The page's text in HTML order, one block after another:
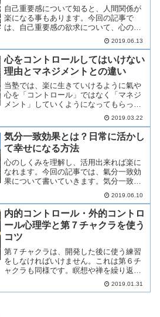
自己重要感について知ると、人間関係が
楽になる事もあります。今回の記事で
は、自己重要感の欲求について、心のシ
ステムの１つとしてご説明します。自己
重要感とは？自己重要感とは？自分は重
要だと思われている、自分は大切な存在
だと認められているという感...
2019.06.13
心をコントロールしてはいけない
理由とマネジメントとの違い
当塾では、楽に生きていけるように氣や
心を「コントロール」ではなく「マネジ
メント」していくようになってもらって
います。何故氣や心をコントロールしよ
うとしてはいけないのか、その弊害やマ
ネジメントの方法について書いていきま
す。現代社会を生きて行く...
2019.03.22
気分一致効果とは？日常に活かし
て幸せになる方法
心のしくみを理解し、活用出来れば楽に
なれます。今回の記事では、氣分一致効
果について書いていきます。気分一致効
果とは？氣分によって物事の味方や評
価、受け取り方が変わる心理現象の事で
す。同じ場面に遭遇したとしても、嬉し
い時、悲しい時、イライラし...
2019.06.10
内的コントロール・外的コントロ
ール心理学と第７チャクラを使う
コツ
第７チャクラは、開発した後に使う練習
をしなければいけません。これは第６チ
ャクラも同様です。瞑想や禅を繰り返す
事で使えるようになってきます。そして
もっと大切なのは、人間的に成長出来て
2019.01.31